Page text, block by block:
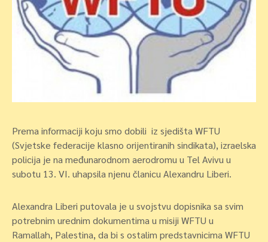
Prema informaciji koju smo dobili iz sjedišta WFTU
(Svjetske federacije klasno orijentiranih sindikata), izraelska
policija je na međunarodnom aerodromu u Tel Avivu u
subotu 13. VI. uhapsila njenu članicu Alexandru Liberi.
Alexandra Liberi putovala je u svojstvu dopisnika sa svim
potrebnim urednim dokumentima u misiji WFTU u
Ramallah, Palestina, da bi s ostalim predstavnicima WFTU